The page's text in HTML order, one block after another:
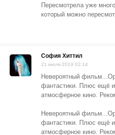
Пересмотрела уже
который можно
София Хиттил
21 июля 2019 02:14
Невероятный
фантастики. Плюс ещё
атмосферное кино.
Невероятный
фантастики. Плюс ещё
атмосферное кино.